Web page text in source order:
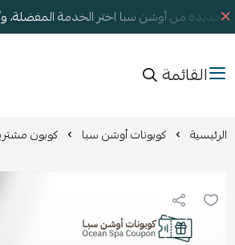
من أوشن سبا اختر الخدمة
القائمة
الرئيسية كوبونات أوشن سبا كوبون مشتريات بقيمة 600